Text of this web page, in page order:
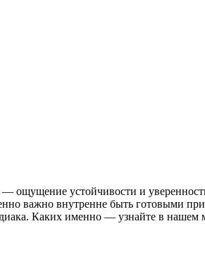
ощущение устойчивости и
важно внутренне быть готовыми
Каких именно — узнайте в нашем